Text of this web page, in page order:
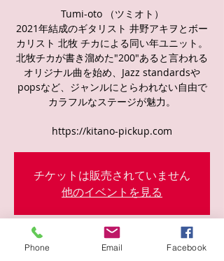
Tumi-oto （ツミオト）
2021年結成のギタリスト 井野アキヲとボー
カリスト 北牧 チカによる同い年ユニット。
北牧チカが書き溜めた"200"あると言われる
オリジナル曲を始め、Jazz standardsや
popsなど、ジャンルにとらわれない自由で
カラフルなステージが魅力。
https://kitano-pickup.com
チケットは販売されていません
他のイベントを見る
日時・場所
Phone Email Facebook